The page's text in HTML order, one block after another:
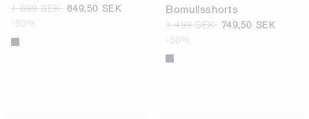
1 699 SEK 849,50 SEK
-50%
Bomullsshorts
1 499 SEK 749,50 SEK
-50%